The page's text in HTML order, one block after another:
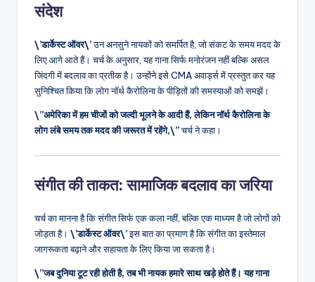
संदेश
\’डार्केस्ट ऑवर\’उन अनसुने नायकों को समर्पित है, जो संकट के समय मदद के
लिए आगे आते हैं। चर्च के अनुसार, यह गाना सिर्फ मनोरंजन नहीं बल्कि असल
जिंदगी में बदलाव का प्रतीक है। उन्होंने इसे CMA अवार्ड्स में प्रस्तुत कर यह
सुनिश्चित किया कि लोग नॉर्थ कैरोलिना के पीड़ितों की समस्याओं को समझें।
\”अमेरिका में हम चीजों को जल्दी भूलने के आदी हैं, लेकिन नॉर्थ कैरोलिना के
लोग लंबे समय तक मदद की जरूरत में रहेंगे,\”चर्च ने कहा।
संगीत की ताकत: सामाजिक बदलाव का जरिया
चर्च का मानना है कि संगीत सिर्फ एक कला नहीं, बल्कि एक माध्यम है जो लोगों को
जोड़ता है। \’डार्केस्ट ऑवर\’इस बात का प्रमाण है कि संगीत का इस्तेमाल
जागरूकता बढ़ाने और सहायता के लिए किया जा सकता है।
\”जब दुनिया टूट रही होती है, तब भी नायक हमारे साथ खड़े होते हैं। यह गाना